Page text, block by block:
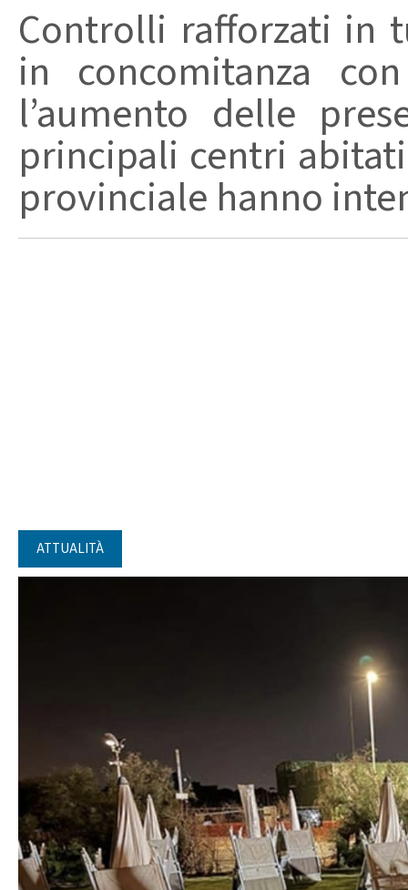
Controlli rafforzati in
in concomitanza
l’aumento delle
principali centri
provinciale hanno
ATTUALITÀ